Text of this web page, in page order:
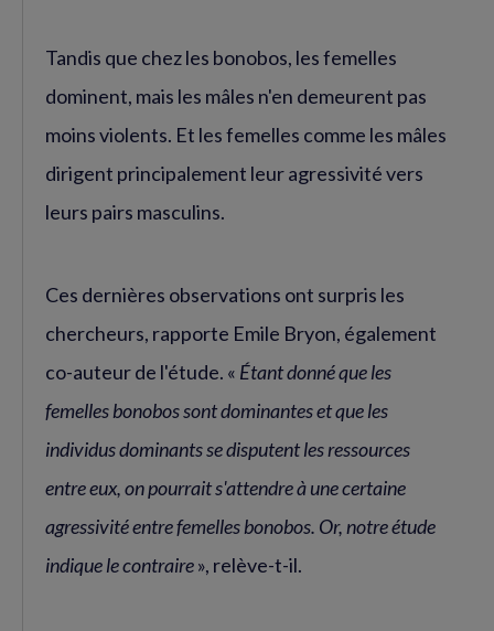
Tandis que chez les bonobos, les femelles
dominent, mais les mâles n'en demeurent pas
moins violents. Et les femelles comme les mâles
dirigent principalement leur agressivité vers
leurs pairs masculins.
Ces dernières observations ont surpris les
chercheurs, rapporte Emile Bryon, également
co-auteur de l'étude. « Étant donné que les
femelles bonobos sont dominantes et que les
individus dominants se disputent les ressources
entre eux, on pourrait s'attendre à une certaine
agressivité entre femelles bonobos. Or, notre étude
indique le contraire», relève-t-il.